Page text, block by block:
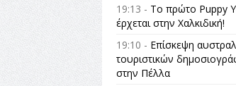
19:13 - Το πρώτο Puppy
έρχεται στην Χαλκιδική!
19:10 - Επίσκεψη
τουριστικών
στην Πέλλα